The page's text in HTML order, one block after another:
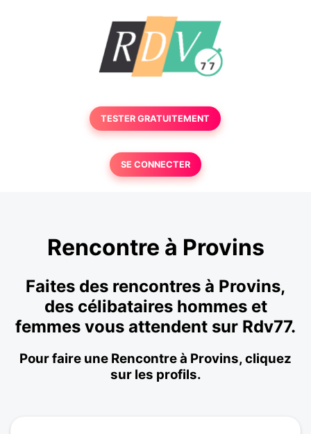
TESTER GRATUITEMENT
SE CONNECTER
Rencontre à Provins
Faites des rencontres à Provins,
des célibataires hommes et
femmes vous attendent sur Rdv77.
Pour faire une Rencontre à Provins, cliquez
sur les profils.